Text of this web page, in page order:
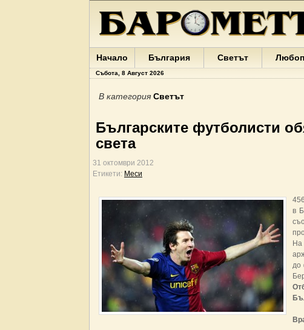
Начало България Светът
Събота, 8 Август 2026
В категория Светът
Българските футболисти
света
31 октомври 2012
Етикети: Меси
в
до